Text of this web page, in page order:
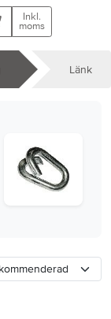
Kundvagn
Inkl.
moms
Länk